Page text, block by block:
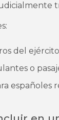
del
o
españoles